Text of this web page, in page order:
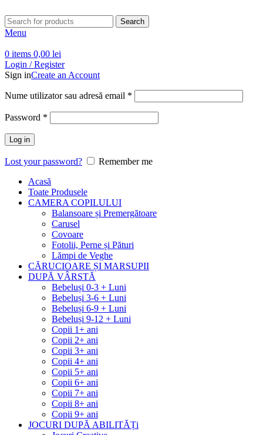
Search
Menu
0 items 0,00 lei
Login / Register
Sign inCreate an Account
Nume utilizator sau adresă email *
Password *
Log in
Lost your password?
Remember me
Acasă
Toate Produsele
CAMERA COPILULUI
Balansoare și Premergătoare
Carusel
Covoare
Fotolii, Perne și Pături
Lămpi de Veghe
CĂRUCIOARE ȘI MARSUPII
DUPĂ VÂRSTĂ
Bebeluși 0-3 + Luni
Bebeluși 3-6 + Luni
Bebeluși 6-9 + Luni
Bebeluși 9-12 + Luni
Copii 1+ ani
Copii 2+ ani
Copii 3+ ani
Copii 4+ ani
Copii 5+ ani
Copii 6+ ani
Copii 7+ ani
Copii 8+ ani
Copii 9+ ani
JOCURI DUPĂ ABILITĂȚi